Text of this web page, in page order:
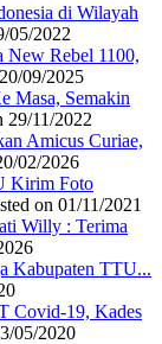
di Wilayah
05/2022
New Rebel 1100,
09/2025
Masa, Semakin
29/11/2022
Amicus Curiae,
02/2026
Kirim Foto
on 01/11/2021
Willy : Terima
Kabupaten TTU...
Covid-19, Kades
05/2020